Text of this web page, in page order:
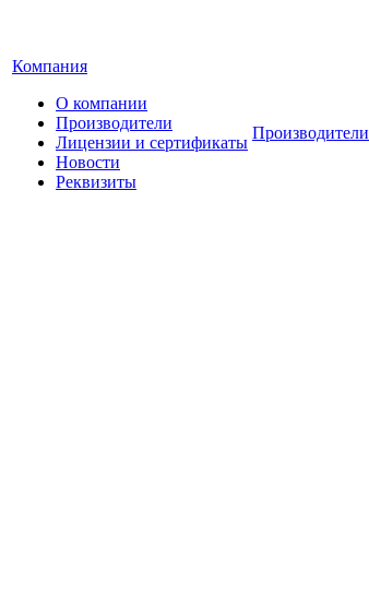
Компания
О компании
Производители
Лицензии и сертификаты
Новости
Реквизиты
Производители